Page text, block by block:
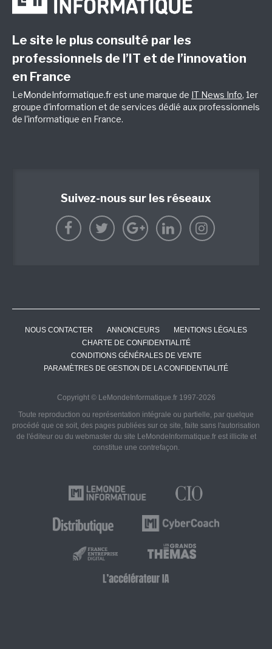
Le site le plus consulté par les
professionnels de l’IT et de l’innovation
en France
LeMondeInformatique.fr est une marque de IT News Info, 1er
groupe d'information et de services dédié aux professionnels
de l'informatique en France.
Suivez-nous sur les réseaux
NOUS CONTACTER ANNONCEURS
MENTIONS LÉGALES
CHARTE DE CONFIDENTIALITÉ
CONDITIONS GÉNÉRALES DE VENTE
PARAMÈTRES DE GESTION DE LA CONFIDENTIALITÉ
Copyright © LeMondeInformatique.fr 1997-2026
Toute reproduction ou représentation intégrale ou partielle, par quelque
procédé que ce soit, des pages publiées sur ce site, faite sans l'autorisation
de l'éditeur ou du webmaster du site LeMondeInformatique.fr est illicite et
constitue une contrefaçon.